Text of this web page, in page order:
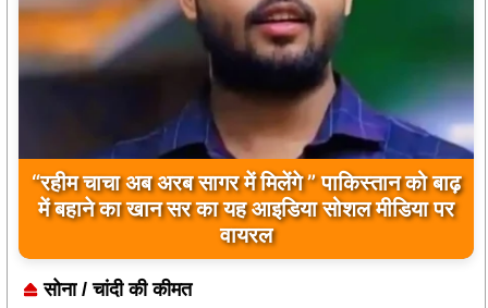
बिलावल भुट्टो द्वारा सिंधु नदी और भारत को लेकर दिए गए
बयान पर भारत के केंद्रीय मंत्रियों की कड़ी प्रतिक्रिया
सोना / चांदी की कीमत